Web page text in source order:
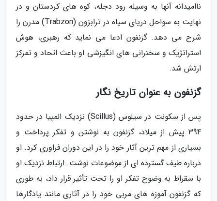
ناامیدانه آنها به وسیله رود دجله، کوه های کردستان و در
نهایت به سواحل دریای سیاه در ترابزون (Trabzon) مدرن را
شرح می دهد. گزنفون ادعا می نماید که رهبری، هوش
استراتژیک و سخنرانی های انگیزشی او باعث اتحاد و تمرکز
ارتش شد.
گزنفون به عنوان تاریخ نگار
پس از سکونت در سیلوس (Scillus) نزدیک المپیا در حدود
394 پیش از میلاد، گزنفون به نوشتن و تفکر پرداخت و
بسیاری از مهم ترین آثار خود را در این دوران فراوری کرد. او
درباره طیف گسترده ای از موضوعات نوشت. ارتباط نزدیک او
با سقراط به وضوح تفکر او را تحت تأثیر قرار داد، به طوری
که گزنفون آموزه های مربی خود را در آثاری مانند یادگارها